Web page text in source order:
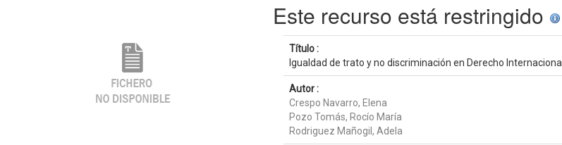
Este recurso está restringido
Título :
Igualdad de trato y no discriminación en Derecho Internacional
Autor :
Crespo Navarro, Elena
Pozo Tomás, Rocío María
Rodriguez Mañogil, Adela